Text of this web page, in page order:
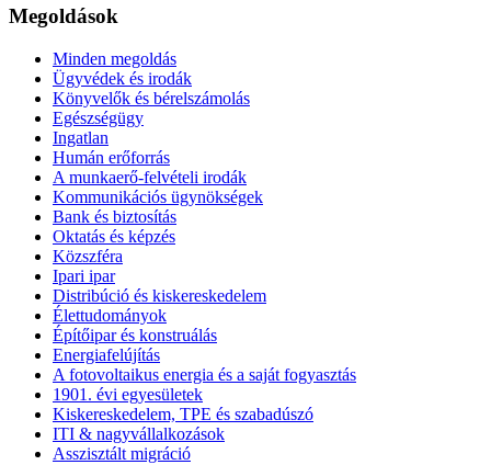
Megoldások
Minden megoldás
Ügyvédek és irodák
Könyvelők és bérelszámolás
Egészségügy
Ingatlan
Humán erőforrás
A munkaerő-felvételi irodák
Kommunikációs ügynökségek
Bank és biztosítás
Oktatás és képzés
Közszféra
Ipari ipar
Distribúció és kiskereskedelem
Élettudományok
Építőipar és konstruálás
Energiafelújítás
A fotovoltaikus energia és a saját fogyasztás
1901. évi egyesületek
Kiskereskedelem, TPE és szabadúszó
ITI & nagyvállalkozások
Asszisztált migráció